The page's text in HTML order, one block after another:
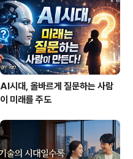
AI시대, 올바르게 질문하는 사람
이 미래를 주도